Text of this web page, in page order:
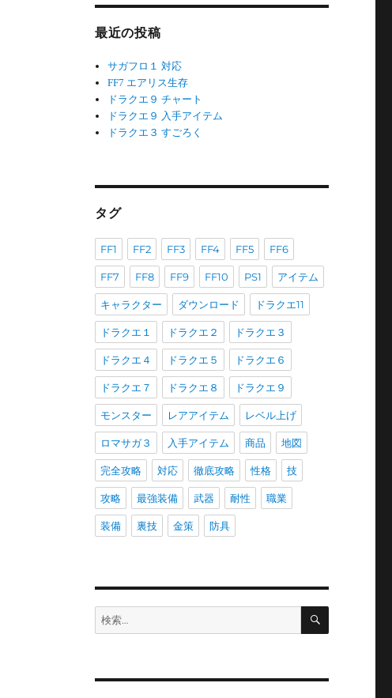
最近の投稿
サガフロ１ 対応
FF7 エアリス生存
ドラクエ９ チャート
ドラクエ９ 入手アイテム
ドラクエ３ すごろく
タグ
FF1 FF2 FF3 FF4 FF5 FF6
FF7 FF8 FF9 FF10 PS1 アイテム
キャラクター ダウンロード ドラクエ11
ドラクエ１ ドラクエ２ ドラクエ３
ドラクエ４ ドラクエ５ ドラクエ６
ドラクエ７ ドラクエ８ ドラクエ９
モンスター レアアイテム レベル上げ
ロマサガ３ 入手アイテム 商品 地図
完全攻略 対応 徹底攻略 性格 技
攻略 最強装備 武器 耐性 職業
装備 裏技 金策 防具
検
索:
検